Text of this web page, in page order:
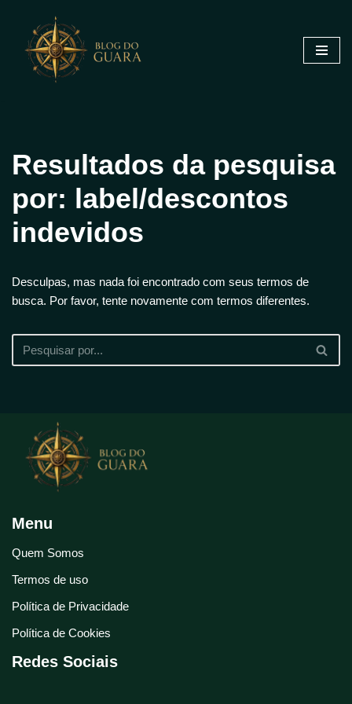
Pular
para
Resultados da pesquisa
por: label/descontos
indevidos
Desculpas, mas nada foi encontrado com seus termos de
busca. Por favor, tente novamente com termos diferentes.
Menu
Quem Somos
Termos de uso
Política de Privacidade
Política de Cookies
Redes Sociais